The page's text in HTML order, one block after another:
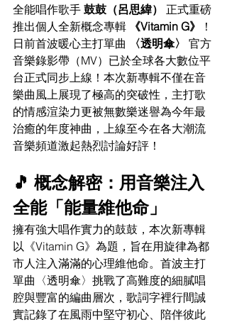
全能唱作歌手 鼓鼓（呂思緯）
正式重磅
推出個人全新概念專輯
《Vitamin G》
！
日前首波暖心主打單曲
〈透明傘〉
官方
音樂錄影帶（MV）已於全球各大數位平
台正式同步上線！本次新專輯不僅在音
樂曲風上展現了極高的突破性，主打歌
的情感渲染力更被無數樂迷譽為今年最
治癒的年度神曲，上線至今在各大潮流
音樂頻道激起熱烈討論好評！
🎵 概念解密：用音樂注入
全能「能量維他命」
擁有強大唱作實力的鼓鼓，本次新專輯
以《Vitamin G》為題，旨在用旋律為都
市人注入滿滿的心理維他命。首波主打
單曲〈透明傘〉挑戰了高難度的細膩唱
腔與豐富的編曲層次，歌詞字裡行間誠
實記錄了在風雨中堅守初心、陪伴彼此